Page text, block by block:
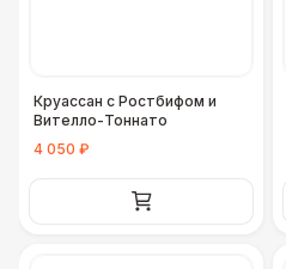
Круассан с Ростбифом и
Вителло-Тоннато
4 050 ₽